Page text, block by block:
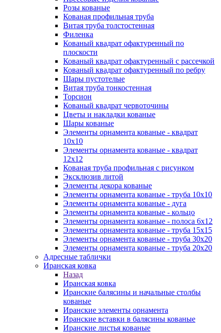
Розы кованые
Кованая профильная труба
Витая труба толстостенная
Филенка
Кованый квадрат офактуренный по
плоскости
Кованый квадрат офактуренный с рассечкой
Кованый квадрат офактуренный по ребру
Шары пустотелые
Витая труба тонкостенная
Торсион
Кованый квадрат червоточины
Цветы и накладки кованые
Шары кованые
Элементы орнамента кованые - квадрат
10х10
Элементы орнамента кованые - квадрат
12х12
Кованая труба профильная с рисунком
Эксклюзив литой
Элементы декора кованые
Элементы орнамента кованые - труба 10х10
Элементы орнамента кованые - дуга
Элементы орнамента кованые - кольцо
Элементы орнамента кованые - полоса 6х12
Элементы орнамента кованые - труба 15х15
Элементы орнамента кованые - труба 30х20
Элементы орнамента кованые - труба 20х20
Адресные таблички
Иранская ковка
Назад
Иранская ковка
Иранские балясины и начальные столбы
кованые
Иранские элементы орнамента
Иранские вставки в балясины кованые
Иранские листья кованые